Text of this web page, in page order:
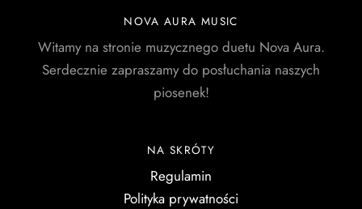
NOVA AURA MUSIC
Witamy na stronie muzycznego duetu Nova Aura.
Serdecznie zapraszamy do posłuchania naszych
piosenek!
NA SKRÓTY
Regulamin
Polityka prywatności